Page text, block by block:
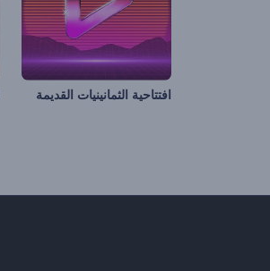
افتتاحية الثمانينيات القديمة